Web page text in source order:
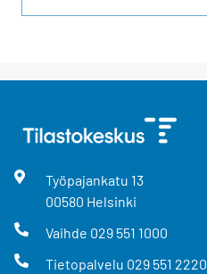
Työpajankatu 13
00580 Helsinki
Vaihde 029 551 1000
Tietopalvelu 029 551 2220